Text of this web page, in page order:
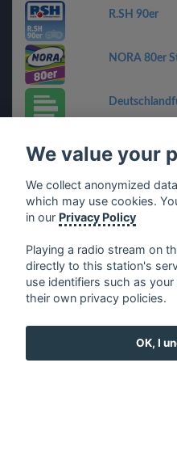
R.SH 90er
NORA 80er
1LIVE Hip
Radio
Radio
90s90s BEAT
We value your
We collect anonymized
which may use cookies.
in our Privacy Policy
Playing a radio stream on
directly to this station's
use identifiers such as
their own privacy policies.
OK, I